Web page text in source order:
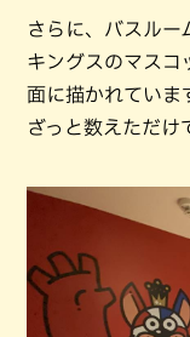
さらに、バスルー
キングスのマスコ
面に描かれていま
ざっと数えただけ